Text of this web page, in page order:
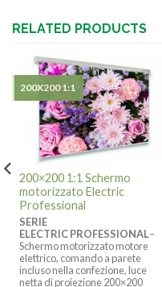
RELATED PRODUCTS
200×200 1:1 Schermo
motorizzato Electric
Professional
SERIE
ELECTRIC PROFESSIONAL–
Schermo motorizzato motore
elettrico, comando a parete
incluso nella confezione, luce
netta di proiezione 200×200
200X200 1:1